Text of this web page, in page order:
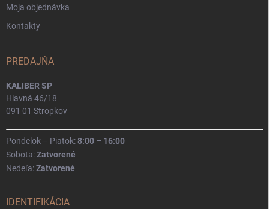
Moja objednávka
Kontakty
PREDAJŇA
KALIBER SP
Hlavná 46/18
091 01 Stropkov
Pondelok – Piatok:8:00 – 16:00
Sobota:Zatvorené
Nedeľa:Zatvorené
IDENTIFIKÁCIA